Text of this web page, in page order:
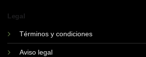
Legal
Términos y condiciones
Aviso legal